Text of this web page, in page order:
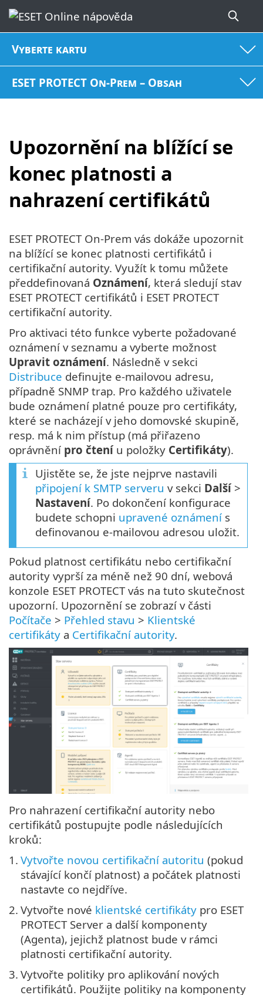
Vyberte kartu
ESET PROTECT On-Prem – Obsah
Upozornění na blížící se
konec platnosti a
nahrazení certifikátů
ESET PROTECT On-Prem vás dokáže upozornit
na blížící se konec platnosti certifikátů i
certifikační autority. Využít k tomu můžete
předdefinovaná Oznámení, která sledují stav
ESET PROTECT certifikátů i ESET PROTECT
certifikační autority.
Pro aktivaci této funkce vyberte požadované
oznámení v seznamu a vyberte možnost
Upravit oznámení. Následně v sekci
Distribuce definujte e-mailovou adresu,
případně SNMP trap. Pro každého uživatele
bude oznámení platné pouze pro certifikáty,
které se nacházejí v jeho domovské skupině,
resp. má k nim přístup (má přiřazeno
oprávnění pro čteníu položky Certifikáty).
Ujistěte se, že jste nejprve nastavili
připojení k SMTP serveru v sekci Další>
Nastavení. Po dokončení konfigurace
budete schopni upravené oznámení s
definovanou e-mailovou adresou uložit.
Pokud platnost certifikátu nebo certifikační
autority vyprší za méně než 90 dní, webová
konzole ESET PROTECT vás na tuto skutečnost
upozorní. Upozornění se zobrazí v části
Počítače > Přehled stavu > Klientské
certifikáty a Certifikační autority.
Pro nahrazení certifikační autority nebo
certifikátů postupujte podle následujících
kroků:
1. Vytvořte novou certifikační autoritu (pokud
stávající končí platnost) a počátek platnosti
nastavte co nejdříve.
2. Vytvořte nové klientské certifikáty pro ESET
PROTECT Server a další komponenty
(Agenta), jejichž platnost bude v rámci
platnosti certifikační autority.
3. Vytvořte politiky pro aplikování nových
certifikátů. Použijte politiky na komponenty